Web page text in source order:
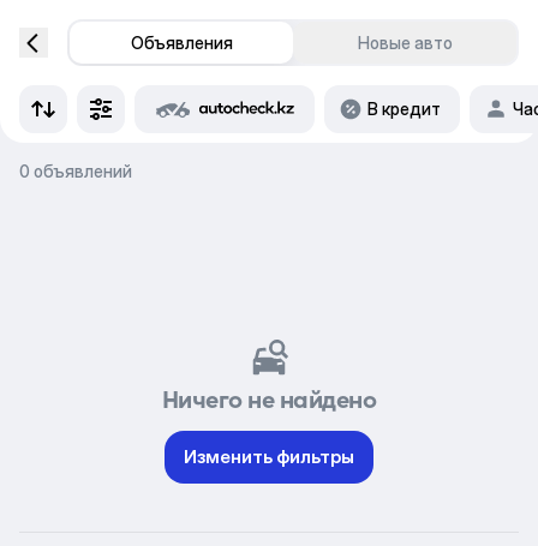
Объявления Новые авто
В кредит
0 объявлений
Ничего не найдено
Изменить фильтры